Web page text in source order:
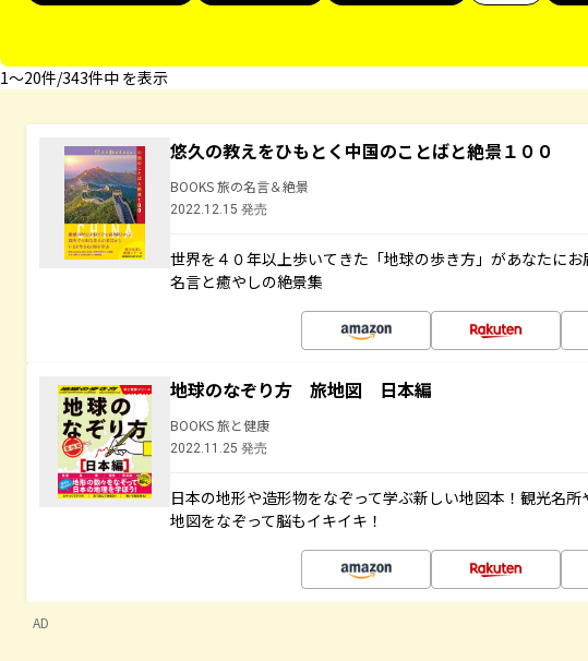
1〜20件/343件中 を表示
悠久の教えをひもとく中国のことばと絶景１００
BOOKS 旅の名言＆絶景
2022.12.15 発売
世界を４０年以上歩いてきた「地球の歩き方」があなたに
名言と癒やしの絶景集
地球のなぞり方 旅地図 日本編
BOOKS 旅と健康
2022.11.25 発売
日本の地形や造形物をなぞって学ぶ新しい地図本！観光名
地図をなぞって脳もイキイキ！
AD